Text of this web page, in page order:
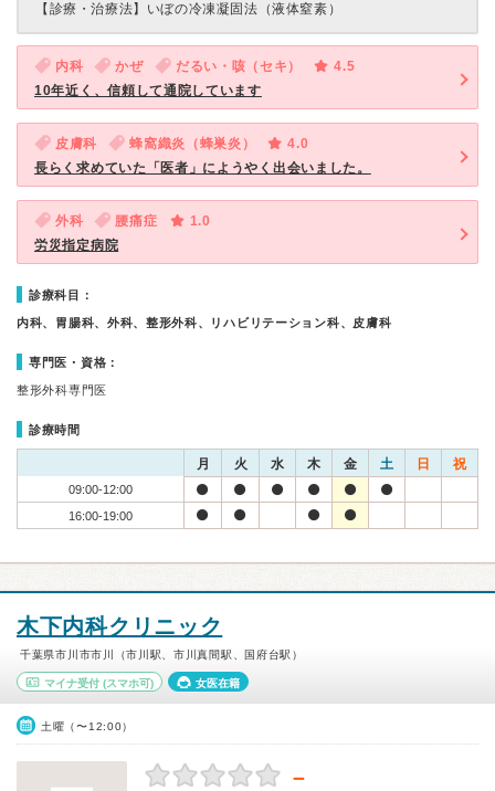
【診療・治療法】 いぼの冷凍凝固法（液体窒素）
内科 かぜ だるい・咳（セキ）
4.5
10年近く、信頼して通院しています
皮膚科 蜂窩織炎（蜂巣炎）
4.0
長らく求めていた「医者」にようやく出会いました。
外科 腰痛症
1.0
労災指定病院
診療科目：
内科、胃腸科、外科、整形外科、リハビリテーション科、皮膚科
専門医・資格：
整形外科専門医
診療時間
月 火 水 木 金 土 日 祝
09:00-12:00
16:00-19:00
木下内科クリニック
千葉県市川市市川（市川駅、市川真間駅、国府台駅）
マイナ受付 (スマホ可) 女医在籍
土曜（〜12:00）
－